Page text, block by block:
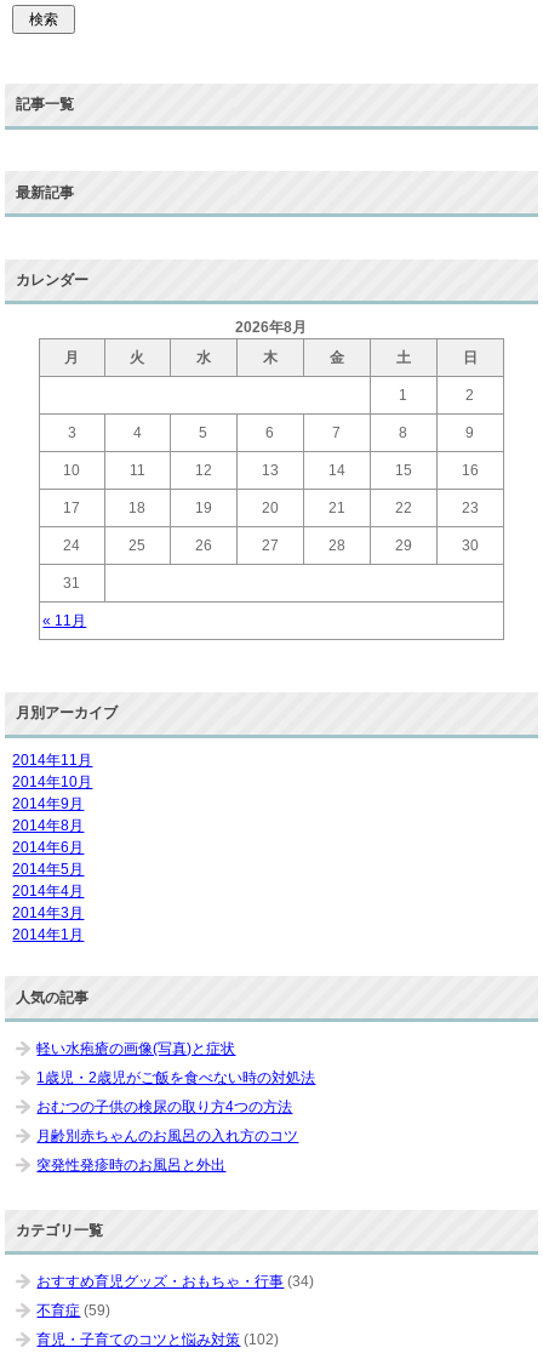
記事一覧
最新記事
カレンダー
2026年8月
月
火 水 木 金 土 日
« 11月
1 2
3 4 5 6 7 8 9
10 11 12 13 14 15 16
17 18 19 20 21 22 23
24 25 26 27 28 29 30
31
月別アーカイブ
2014年11月
2014年10月
2014年9月
2014年8月
2014年6月
2014年5月
2014年4月
2014年3月
2014年1月
人気の記事
軽い水疱瘡の画像(写真)と症状
1歳児・2歳児がご飯を食べない時の対処法
おむつの子供の検尿の取り方4つの方法
月齢別赤ちゃんのお風呂の入れ方のコツ
突発性発疹時のお風呂と外出
カテゴリ一覧
おすすめ育児グッズ・おもちゃ・行事 (34)
不育症 (59)
育児・子育てのコツと悩み対策 (102)